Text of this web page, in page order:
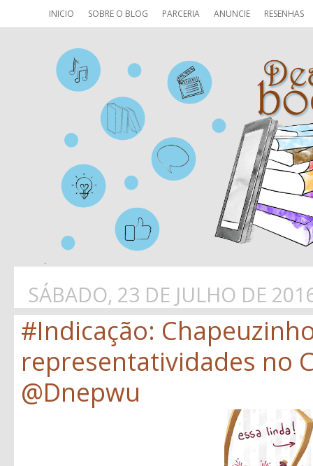
INICIO SOBRE O BLOG PARCERIA ANUNCIE RESENHAS
SÁBADO, 23 DE JULHO DE
#Indicação:
representatividades no
@Dnepwu